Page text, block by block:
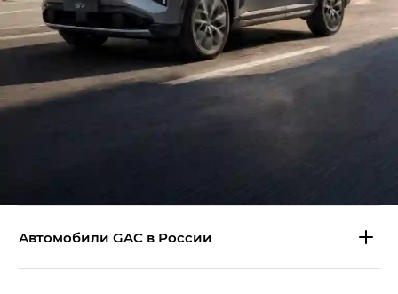
Aвтомобили GAC в России